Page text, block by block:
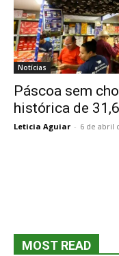
Notícias
Páscoa sem
histórica de
Leticia Aguiar - 6 de abril
MOST READ